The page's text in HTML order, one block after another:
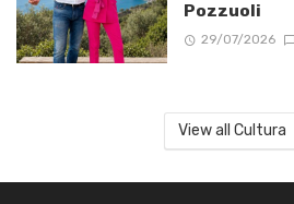
Pozzuoli
29/07/2026
View all Cultura